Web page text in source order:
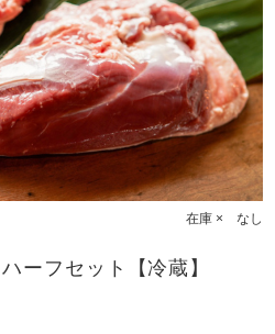
在庫 × なし
ーフセット【冷蔵】